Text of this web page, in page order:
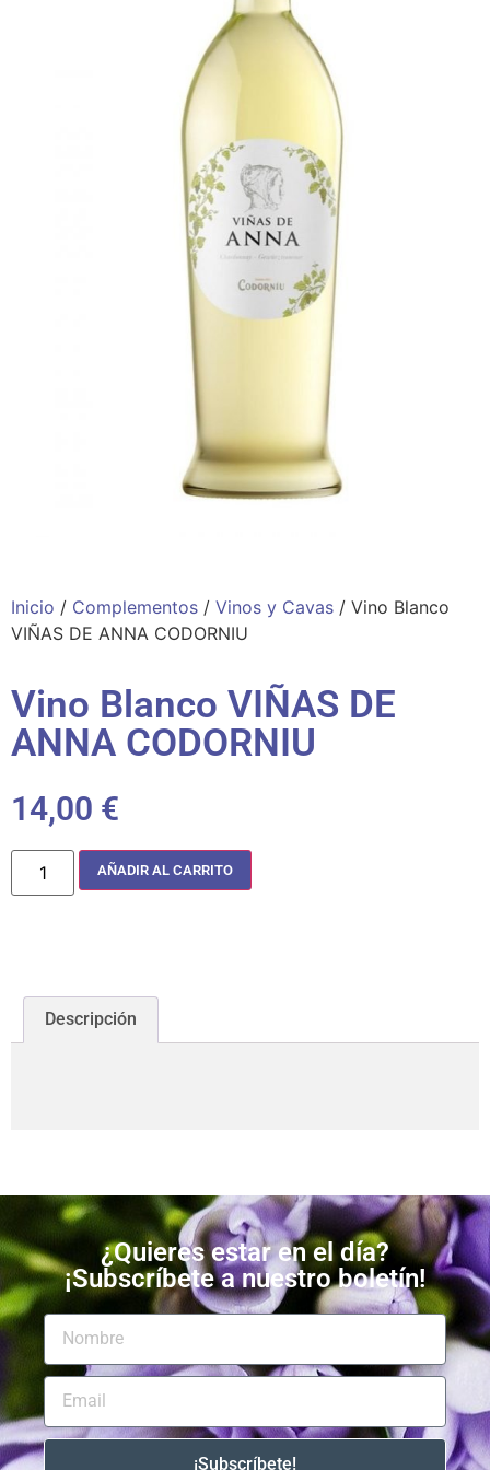
Inicio / Complementos / Vinos y Cavas / Vino Blanco
VIÑAS DE ANNA CODORNIU
Vino Blanco VIÑAS DE
ANNA CODORNIU
14,00 €
AÑADIR AL CARRITO
Descripción
¿Quieres estar en el día?
¡Subscríbete a nuestro boletín!
¡Subscríbete!